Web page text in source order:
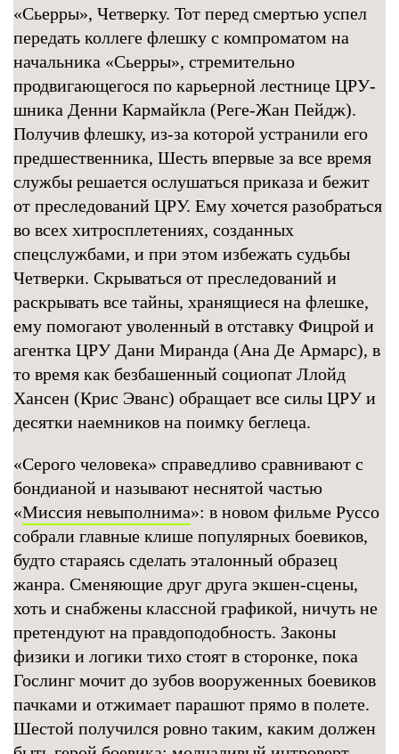
«Сьерры», Четверку. Тот перед смертью успел
передать коллеге флешку с компроматом на
начальника «Сьерры», стремительно
продвигающегося по карьерной лестнице ЦРУ-
шника Денни Кармайкла (Реге-Жан Пейдж).
Получив флешку, из-за которой устранили его
предшественника, Шесть впервые за все время
службы решается ослушаться приказа и бежит
от преследований ЦРУ. Ему хочется разобраться
во всех хитросплетениях, созданных
спецслужбами, и при этом избежать судьбы
Четверки. Скрываться от преследований и
раскрывать все тайны, хранящиеся на флешке,
ему помогают уволенный в отставку Фицрой и
агентка ЦРУ Дани Миранда (Ана Де Армарс), в
то время как безбашенный социопат Ллойд
Хансен (Крис Эванс) обращает все силы ЦРУ и
десятки наемников на поимку беглеца.
«Серого человека» справедливо сравнивают с
бондианой и называют неснятой частью
«Миссия невыполнима»: в новом фильме Руссо
собрали главные клише популярных боевиков,
будто стараясь сделать эталонный образец
жанра. Сменяющие друг друга экшен-сцены,
хоть и снабжены классной графикой, ничуть не
претендуют на правдоподобность. Законы
физики и логики тихо стоят в сторонке, пока
Гослинг мочит до зубов вооруженных боевиков
пачками и отжимает парашют прямо в полете.
Шестой получился ровно таким, каким должен